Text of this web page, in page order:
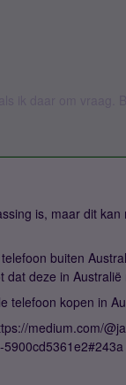
is, maar dit
buiten
dat deze in Australië
telefoon kopen in
medium.com/